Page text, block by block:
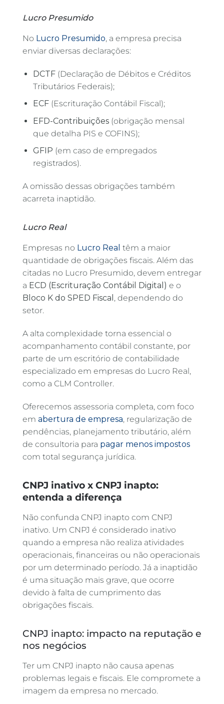
Lucro Presumido
No Lucro Presumido, a empresa precisa
enviar diversas declarações:
DCTF(Declaração de Débitos e Créditos
Tributários Federais);
ECF(Escrituração Contábil Fiscal);
EFD-Contribuições(obrigação mensal
que detalha PIS e COFINS);
GFIP (em caso de empregados
registrados).
A omissão dessas obrigações também
acarreta inaptidão.
Lucro Real
Empresas no Lucro Real têm a maior
quantidade de obrigações fiscais. Além das
citadas no Lucro Presumido, devem entregar
a ECD (Escrituração Contábil Digital) e o
Bloco K do SPED Fiscal , dependendo do
setor.
A alta complexidade torna essencial o
acompanhamento contábil constante, por
parte de um escritório de contabilidade
especializado em empresas do Lucro Real,
como a CLM Controller.
Oferecemos assessoria completa, com foco
em abertura de empresa, regularização de
pendências, planejamento tributário, além
de consultoria para pagar menos impostos
com total segurança jurídica.
CNPJ inativo x CNPJ inapto:
entenda a diferença
Não confunda CNPJ inapto com CNPJ
inativo. Um CNPJ é considerado inativo
quando a empresa não realiza atividades
operacionais, financeiras ou não operacionais
por um determinado período. Já a inaptidão
é uma situação mais grave, que ocorre
devido à falta de cumprimento das
obrigações fiscais.
CNPJ inapto: impacto na reputação e
nos negócios
Ter um CNPJ inapto não causa apenas
problemas legais e fiscais. Ele compromete a
imagem da empresa no mercado.